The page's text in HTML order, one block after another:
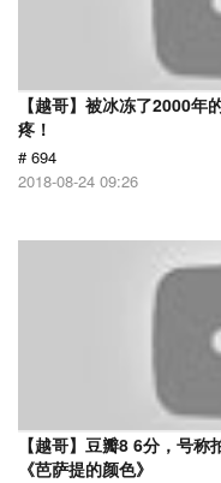
【越哥】被冰冻了2000
疼！
# 694
2018-08-24 09:26
【越哥】豆瓣8 6分，号
《芭萨提的颜色》